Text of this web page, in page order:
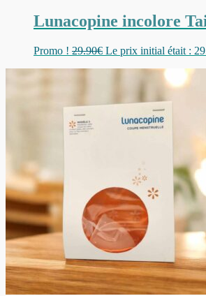
Lunacopine incolore
Promo ! 29.90€ Le prix initial était :